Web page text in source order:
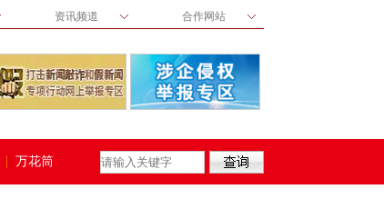
资讯频道 合作网站
万花筒